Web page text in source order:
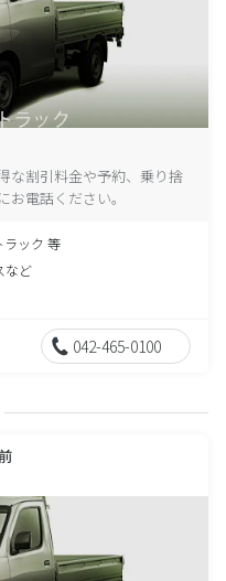
な割引料金や予約、乗り捨
電話ください。
ラック 等
など
042-465-0100